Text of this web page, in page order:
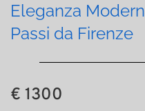
Eleganza
Passi da Firenze
€ 1300